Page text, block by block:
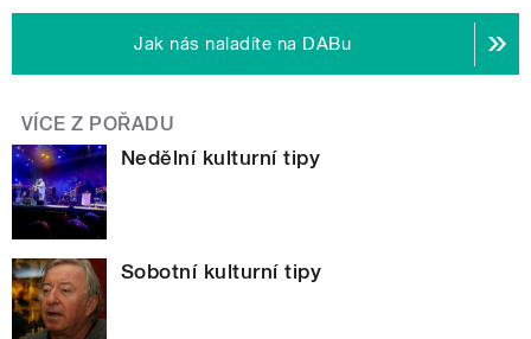
Jak nás naladíte na DABu
VÍCE Z POŘADU
Nedělní kulturní tipy
Sobotní kulturní tipy